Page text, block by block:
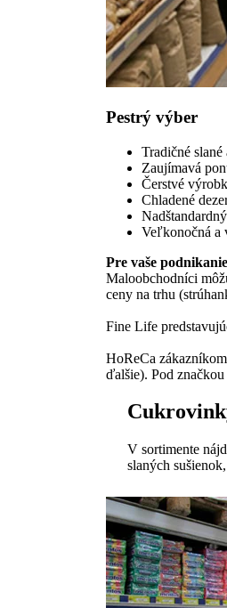
Pestrý výber
Tradičné slané
Zaujímavá
Čerstvé
Chladené
Veľkonočná a
Pre vaše podnikanie
Maloobchodníci
ceny na trhu
Fine Life
HoReCa
ďalšie). Pod
V sortimente
slaných